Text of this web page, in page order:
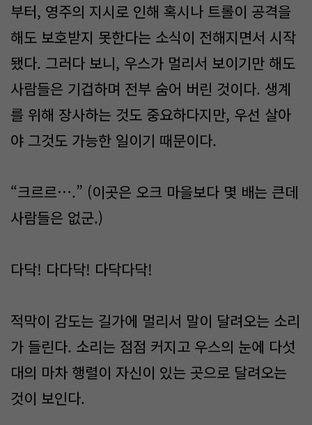
부터, 영주의 지시로 인해 혹시나 트롤이 공격을
해도 보호받지 못한다는 소식이 전해지면서 시작
됐다. 그러다 보니, 우스가 멀리서 보이기만 해도
사람들은 기겁하며 전부 숨어 버린 것이다. 생계
를 위해 장사하는 것도 중요하다지만, 우선 살아
야 그것도 가능한 일이기 때문이다.
“크르르….” (이곳은 오크 마을보다 몇 배는 큰데
사람들은 없군.)
다닥! 다다닥! 다닥다닥!
적막이 감도는 길가에 멀리서 말이 달려오는 소리
가 들린다. 소리는 점점 커지고 우스의 눈에 다섯
대의 마차 행렬이 자신이 있는 곳으로 달려오는
것이 보인다.